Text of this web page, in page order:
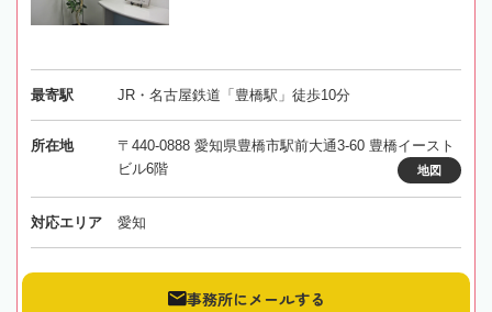
最寄駅 JR・名古屋鉄道「豊橋駅」徒歩10分
所在地
〒440-0888 愛知県豊橋市駅前大通3-60 豊橋イースト
ビル6階
地図
対応エリア 愛知
事務所にメールする